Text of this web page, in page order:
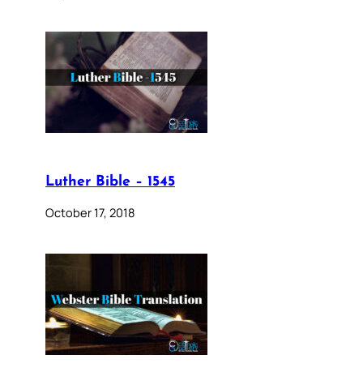
Luther Bible – 1545
October 17, 2018